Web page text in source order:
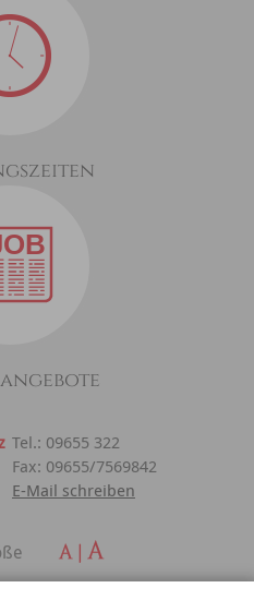
Tel.: 09655 322
Fax: 09655/7569842
E-Mail schreiben